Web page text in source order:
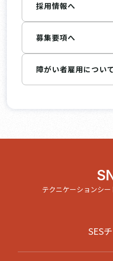
採用情報へ
募集要項へ
障がい者雇用について
テクニケーションシ
SES